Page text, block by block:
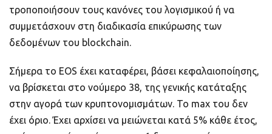
τροποποιήσουν τους κανόνες του λογισμικού ή να
συμμετάσχουν στη διαδικασία επικύρωσης των
δεδομένων του blockchain.
Σήμερα το EOS έχει καταφέρει, βάσει κεφαλαιοποίησης,
να βρίσκεται στο νούμερο 38, της γενικής κατάταξης
στην αγορά των κρυπτονομισμάτων. Το max του δεν
έχει όριο. Έχει αρχίσει να μειώνεται κατά 5% κάθε έτος,